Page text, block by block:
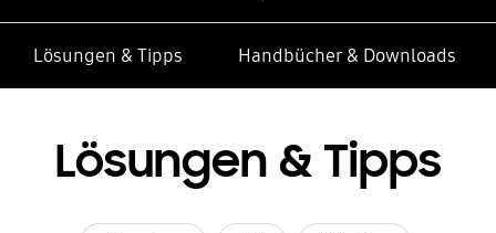
Lösungen & Tipps Handbücher & Downloads
Lösungen & Tipps